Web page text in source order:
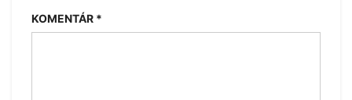
KOMENTÁR *